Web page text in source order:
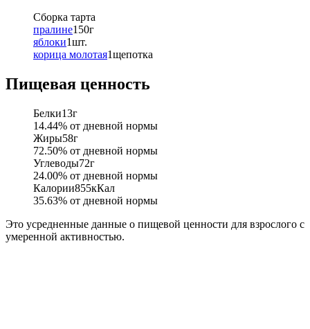
Сборка тарта
пралине150г
яблоки1шт.
корица молотая1щепотка
Пищевая ценность
Белки13г
14.44% от дневной нормы
Жиры58г
72.50% от дневной нормы
Углеводы72г
24.00% от дневной нормы
Калории855кКал
35.63% от дневной нормы
Это усредненные данные о пищевой ценности для взрослого с
умеренной активностью.